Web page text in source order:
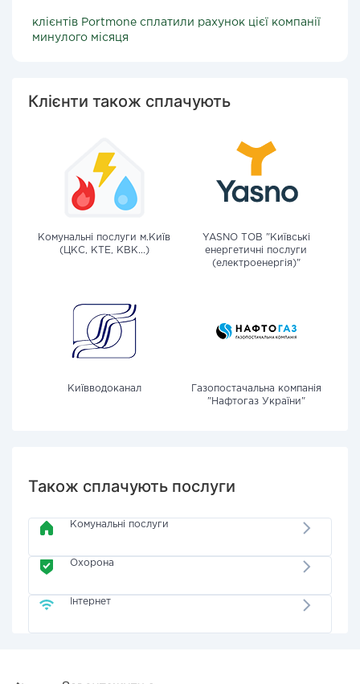
клієнтів Portmone сплатили рахунок цієї компанії
минулого місяця
Клієнти також сплачують
Комунальні послуги м.Київ
(ЦКС, КТЕ, КВК...)
YASNO ТОВ "Київські
енергетичні послуги
(електроенергія)"
Київводоканал
Газопостачальна компанія
"Нафтогаз України"
Також сплачують послуги
Комунальні послуги
Охорона
Інтернет